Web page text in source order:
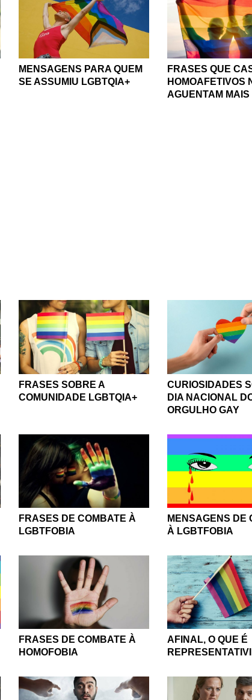
MENSAGENS PARA QUEM
SE ASSUMIU LGBTQIA+
FRASES QUE
HOMOAFETIVOS
AGUENTAM MAIS
FRASES SOBRE A
COMUNIDADE LGBTQIA+
CURIOSIDADES
DIA NACIONAL
ORGULHO GAY
FRASES DE COMBATE À
LGBTFOBIA
MENSAGENS DE
À LGBTFOBIA
FRASES DE COMBATE À
HOMOFOBIA
AFINAL, O QUE É